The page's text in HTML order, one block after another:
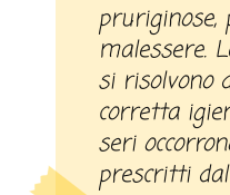
pruriginose,
malessere.
si risolvono
corretta
seri
prescritti